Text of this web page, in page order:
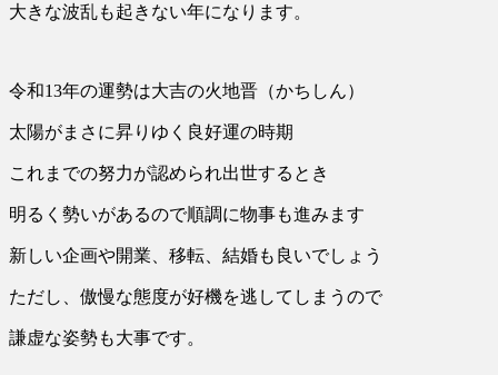
大きな波乱も起きない年になります。
令和13年の運勢は大吉の火地晋（かちしん）
太陽がまさに昇りゆく良好運の時期
これまでの努力が認められ出世するとき
明るく勢いがあるので順調に物事も進みます
新しい企画や開業、移転、結婚も良いでしょう
ただし、傲慢な態度が好機を逃してしまうので
謙虚な姿勢も大事です。